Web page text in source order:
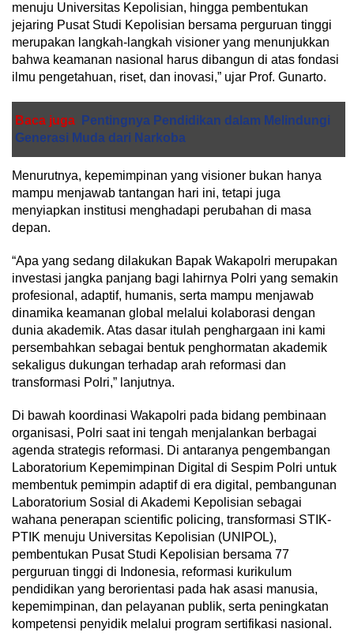
menuju Universitas Kepolisian, hingga pembentukan
jejaring Pusat Studi Kepolisian bersama perguruan tinggi
merupakan langkah-langkah visioner yang menunjukkan
bahwa keamanan nasional harus dibangun di atas fondasi
ilmu pengetahuan, riset, dan inovasi,” ujar Prof. Gunarto.
Baca juga
Pentingnya Pendidikan dalam Melindungi
Generasi Muda dari Narkoba
Menurutnya, kepemimpinan yang visioner bukan hanya
mampu menjawab tantangan hari ini, tetapi juga
menyiapkan institusi menghadapi perubahan di masa
depan.
“Apa yang sedang dilakukan Bapak Wakapolri merupakan
investasi jangka panjang bagi lahirnya Polri yang semakin
profesional, adaptif, humanis, serta mampu menjawab
dinamika keamanan global melalui kolaborasi dengan
dunia akademik. Atas dasar itulah penghargaan ini kami
persembahkan sebagai bentuk penghormatan akademik
sekaligus dukungan terhadap arah reformasi dan
transformasi Polri,” lanjutnya.
Di bawah koordinasi Wakapolri pada bidang pembinaan
organisasi, Polri saat ini tengah menjalankan berbagai
agenda strategis reformasi. Di antaranya pengembangan
Laboratorium Kepemimpinan Digital di Sespim Polri untuk
membentuk pemimpin adaptif di era digital, pembangunan
Laboratorium Sosial di Akademi Kepolisian sebagai
wahana penerapan scientific policing, transformasi STIK-
PTIK menuju Universitas Kepolisian (UNIPOL),
pembentukan Pusat Studi Kepolisian bersama 77
perguruan tinggi di Indonesia, reformasi kurikulum
pendidikan yang berorientasi pada hak asasi manusia,
kepemimpinan, dan pelayanan publik, serta peningkatan
kompetensi penyidik melalui program sertifikasi nasional.